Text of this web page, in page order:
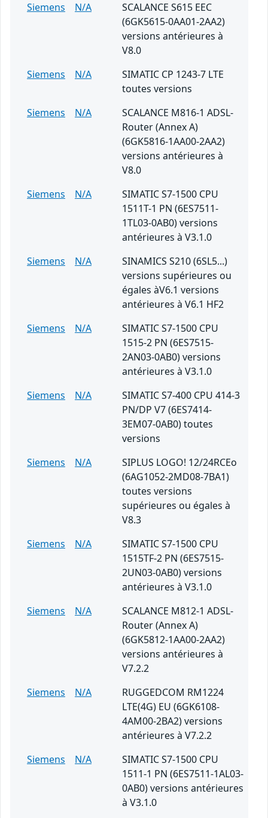
Siemens
N/A
SCALANCE S615 EEC
(6GK5615-0AA01-2AA2)
versions antérieures à
V8.0
Siemens
N/A
SIMATIC CP 1243-7 LTE
toutes versions
Siemens
N/A
SCALANCE M816-1 ADSL-
Router (Annex A)
(6GK5816-1AA00-2AA2)
versions antérieures à
V8.0
Siemens
N/A
SIMATIC S7-1500 CPU
1511T-1 PN (6ES7511-
1TL03-0AB0) versions
antérieures à V3.1.0
Siemens
N/A
SINAMICS S210 (6SL5...)
versions supérieures ou
égales àV6.1 versions
antérieures à V6.1 HF2
Siemens
N/A
SIMATIC S7-1500 CPU
1515-2 PN (6ES7515-
2AN03-0AB0) versions
antérieures à V3.1.0
Siemens
N/A
SIMATIC S7-400 CPU 414-3
PN/DP V7 (6ES7414-
3EM07-0AB0) toutes
versions
Siemens
N/A
SIPLUS LOGO! 12/24RCEo
(6AG1052-2MD08-7BA1)
toutes versions
supérieures ou égales à
V8.3
Siemens
N/A
SIMATIC S7-1500 CPU
1515TF-2 PN (6ES7515-
2UN03-0AB0) versions
antérieures à V3.1.0
Siemens
N/A
SCALANCE M812-1 ADSL-
Router (Annex A)
(6GK5812-1AA00-2AA2)
versions antérieures à
V7.2.2
Siemens
N/A
RUGGEDCOM RM1224
LTE(4G) EU (6GK6108-
4AM00-2BA2) versions
antérieures à V7.2.2
Siemens
N/A
SIMATIC S7-1500 CPU
1511-1 PN (6ES7511-1AL03-
0AB0) versions antérieures
à V3.1.0